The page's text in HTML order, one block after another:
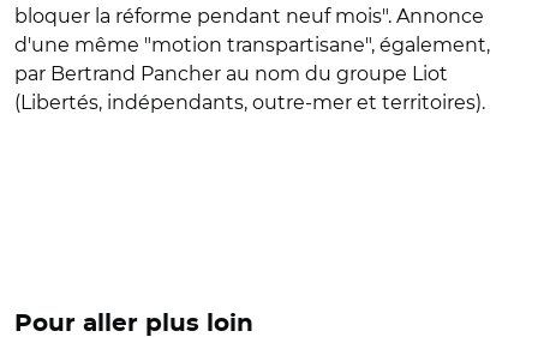
bloquer la réforme pendant neuf mois". Annonce
d'une même "motion transpartisane", également,
par Bertrand Pancher au nom du groupe Liot
(Libertés, indépendants, outre-mer et territoires).
Pour aller plus loin